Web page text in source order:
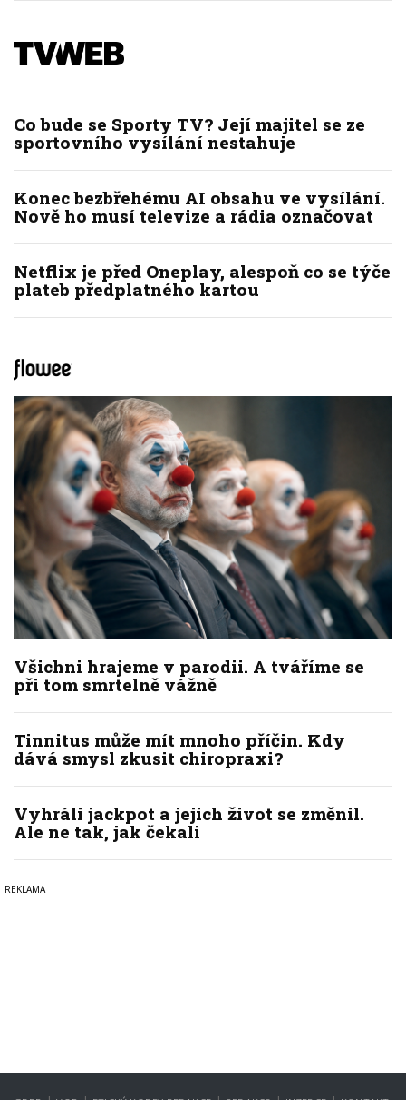
Co bude se Sporty TV? Její majitel se ze
sportovního vysílání nestahuje
Konec bezbřehému AI obsahu ve vysílání.
Nově ho musí televize a rádia označovat
Netflix je před Oneplay, alespoň co se týče
plateb předplatného kartou
Všichni hrajeme v parodii. A tváříme se
při tom smrtelně vážně
Tinnitus může mít mnoho příčin. Kdy
dává smysl zkusit chiropraxi?
Vyhráli jackpot a jejich život se změnil.
Ale ne tak, jak čekali